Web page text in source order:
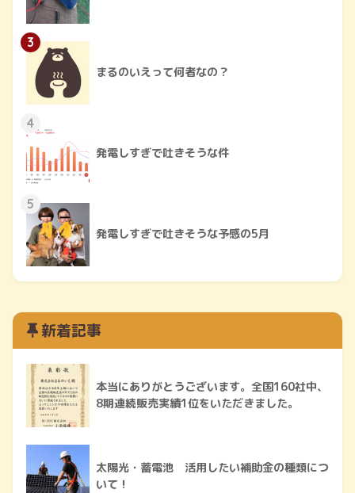
3
まるのいえって何者なの？
4
発電しすぎで吐きそうな件
5
発電しすぎで吐きそうな予感の5月
新着記事
本当にありがとうございます。全国160社中、
8期連続販売実績1位をいただきました。
太陽光・蓄電池 活用したい補助金の種類につ
いて！